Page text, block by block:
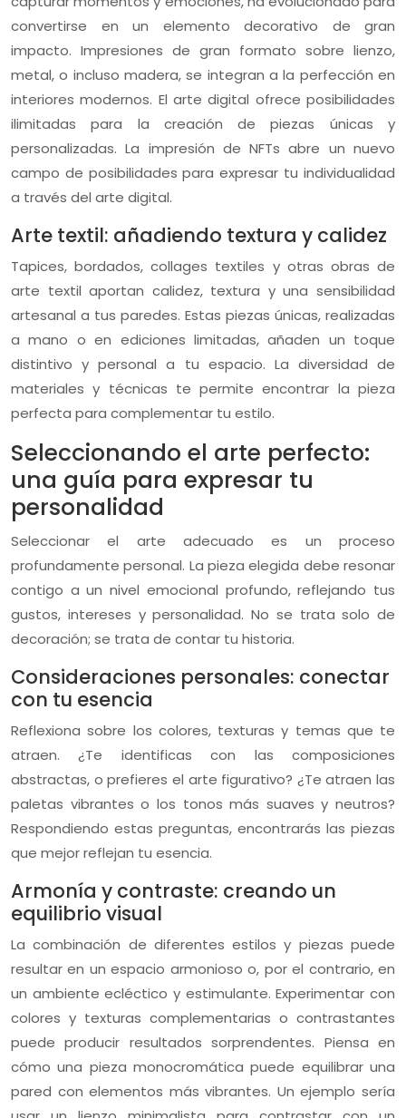
convertirse en un elemento decorativo de gran
impacto. Impresiones de gran formato sobre lienzo,
metal, o incluso madera, se integran a la perfección en
interiores modernos. El arte digital ofrece posibilidades
ilimitadas para la creación de piezas únicas y
personalizadas. La impresión de NFTs abre un nuevo
campo de posibilidades para expresar tu individualidad
a través del arte digital.
Arte textil: añadiendo textura y calidez
Tapices, bordados, collages textiles y otras obras de
arte textil aportan calidez, textura y una sensibilidad
artesanal a tus paredes. Estas piezas únicas, realizadas
a mano o en ediciones limitadas, añaden un toque
distintivo y personal a tu espacio. La diversidad de
materiales y técnicas te permite encontrar la pieza
perfecta para complementar tu estilo.
Seleccionando el arte perfecto:
una guía para expresar tu
personalidad
Seleccionar el arte adecuado es un proceso
profundamente personal. La pieza elegida debe resonar
contigo a un nivel emocional profundo, reflejando tus
gustos, intereses y personalidad. No se trata solo de
decoración; se trata de contar tu historia.
Consideraciones personales: conectar
con tu esencia
Reflexiona sobre los colores, texturas y temas que te
atraen. ¿Te identificas con las composiciones
abstractas, o prefieres el arte figurativo? ¿Te atraen las
paletas vibrantes o los tonos más suaves y neutros?
Respondiendo estas preguntas, encontrarás las piezas
que mejor reflejan tu esencia.
Armonía y contraste: creando un
equilibrio visual
La combinación de diferentes estilos y piezas puede
resultar en un espacio armonioso o, por el contrario, en
un ambiente ecléctico y estimulante. Experimentar con
colores y texturas complementarias o contrastantes
puede producir resultados sorprendentes. Piensa en
cómo una pieza monocromática puede equilibrar una
pared con elementos más vibrantes. Un ejemplo sería